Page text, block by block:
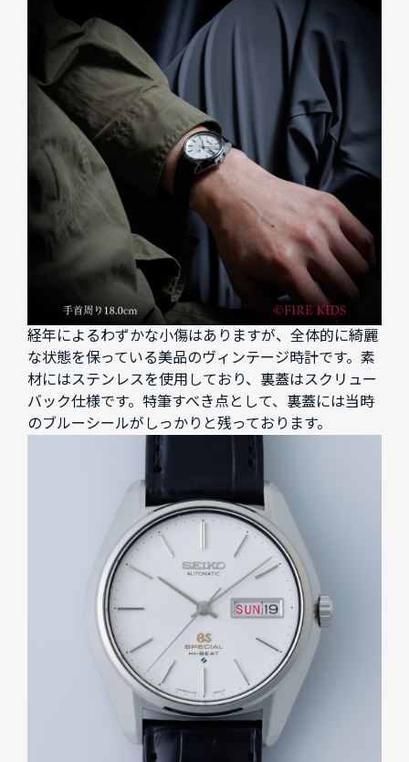
経年によるわずかな小傷はありますが、全体的に綺麗
な状態を保っている美品のヴィンテージ時計です。素
材にはステンレスを使用しており、裏蓋はスクリュー
バック仕様です。特筆すべき点として、裏蓋には当時
のブルーシールがしっかりと残っております。